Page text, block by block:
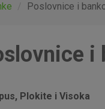
Poslovnice i
i
Plokite i Visoka